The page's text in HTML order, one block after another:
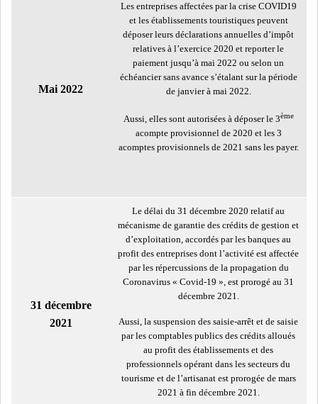
LE CALENDRIER FISCAL ET
SOCIAL 2021: LES...
RSS
NOMINATION
DEVISES
LOI DE FINANCE
MATIÈRES PREMIÈRES RATING
EDUCATION
Mai 2022
Les entreprises affectées par la crise COVID19
et les établissements touristiques peuvent
déposer leurs déclarations annuelles d’impôt
relatives à l’exercice 2020 et reporter le
paiement jusqu’à mai 2022 ou selon un
échéancier sans avance s’étalant sur la période
de janvier à mai 2022.
Aussi, elles sont autorisées à déposer le 3ème
acompte provisionnel de 2020 et les 3
acomptes provisionnels de 2021 sans les payer.
31 décembre
2021
Le délai du 31 décembre 2020 relatif au
mécanisme de garantie des crédits de gestion et
d’exploitation, accordés par les banques au
profit des entreprises dont l’activité est affectée
par les répercussions de la propagation du
Coronavirus « Covid-19 », est prorogé au 31
décembre 2021.
Aussi, la suspension des saisie-arrêt et de saisie
par les comptables publics des crédits alloués
au profit des établissements et des
professionnels opérant dans les secteurs du
tourisme et de l’artisanat est prorogée de mars
2021 à fin décembre 2021.